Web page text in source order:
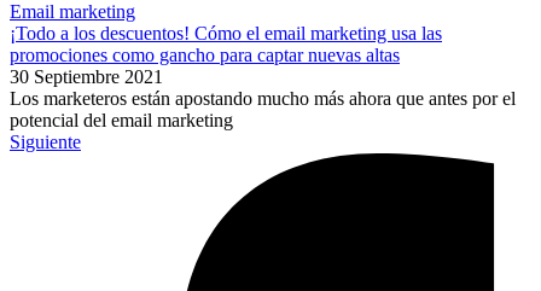
Email marketing
¡Todo a los descuentos! Cómo el email marketing usa las
promociones como gancho para captar nuevas altas
30 Septiembre 2021
Los marketeros están apostando mucho más ahora que antes por el
potencial del email marketing
Siguiente